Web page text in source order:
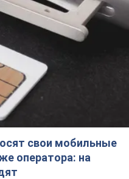
свои мобильные
оператора: на